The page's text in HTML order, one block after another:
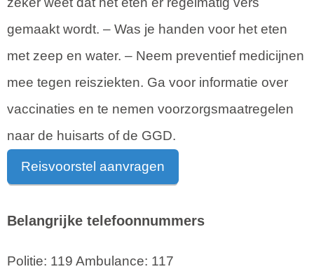
gemaakt wordt. – Was je handen voor het eten
met zeep en water. – Neem preventief medicijnen
mee tegen reisziekten. Ga voor informatie over
vaccinaties en te nemen voorzorgsmaatregelen
naar de huisarts of de GGD.
Reisvoorstel aanvragen
Belangrijke telefoonnummers
Politie: 119 Ambulance: 117